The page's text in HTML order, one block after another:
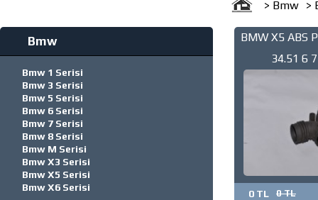
Bmw
Bmw 1 Serisi
Bmw 3 Serisi
Bmw 5 Serisi
Bmw 6 Serisi
Bmw 7 Serisi
Bmw 8 Serisi
Bmw M Serisi
Bmw X3 Serisi
Bmw X5 Serisi
Bmw X6 Serisi
> Bmw >
BMW X5 ABS
34.51 6
0 TL 0 TL